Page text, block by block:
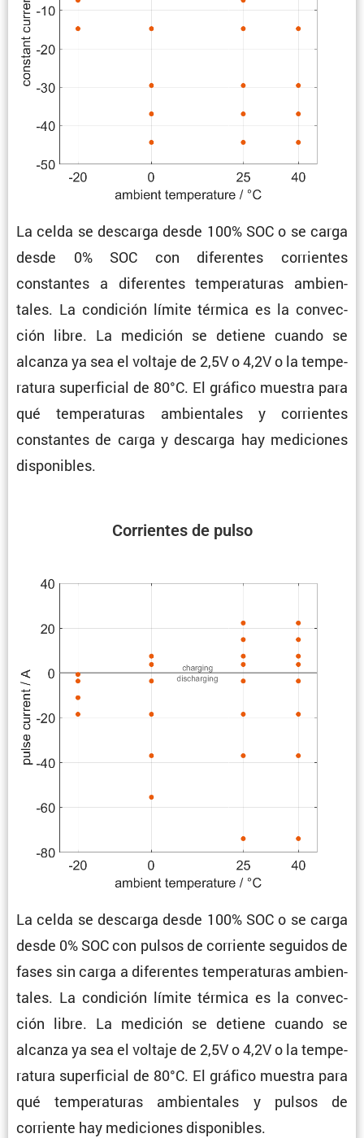
La celda se descarga desde 100% SOC o se carga
desde 0% SOC con diferentes corrientes
constantes a diferentes tempe­ra­turas ambien­
tales. La condi­ción límite térmica es la convec­
ción libre. La medición se detiene cuando se
alcanza ya sea el voltaje de 2,5V o 4,2V o la tempe­
ra­tura super­fi­cial de 80°C. El gráfico muestra para
qué tempe­ra­turas ambien­tales y corrientes
constantes de carga y descarga hay mediciones
disponibles.
Corrientes de pulso
La celda se descarga desde 100% SOC o se carga
desde 0% SOC con pulsos de corriente seguidos de
fases sin carga a diferentes tempe­ra­turas ambien­
tales. La condi­ción límite térmica es la convec­
ción libre. La medición se detiene cuando se
alcanza ya sea el voltaje de 2,5V o 4,2V o la tempe­
ra­tura super­fi­cial de 80°C. El gráfico muestra para
qué tempe­ra­turas ambien­tales y pulsos de
corriente hay mediciones disponibles.